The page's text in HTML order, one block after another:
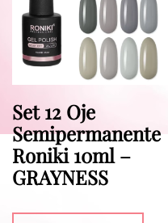
Set 12 Oje
Semipermanente
Roniki 10ml –
GRAYNESS